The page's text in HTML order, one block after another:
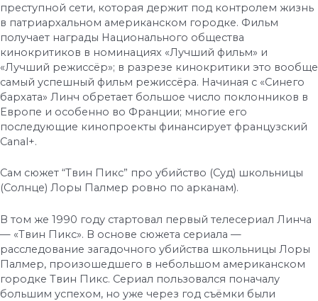
преступной сети, которая держит под контролем жизнь
в патриархальном американском городке. Фильм
получает награды Национального общества
кинокритиков в номинациях «Лучший фильм» и
«Лучший режиссёр»; в разрезе кинокритики это вообще
самый успешный фильм режиссёра. Начиная с «Синего
бархата» Линч обретает большое число поклонников в
Европе и особенно во Франции; многие его
последующие кинопроекты финансирует французский
Canal+.
Сам сюжет “Твин Пикс” про убийство (Суд) школьницы
(Солнце) Лоры Палмер ровно по арканам).
В том же 1990 году стартовал первый телесериал Линча
— «Твин Пикс». В основе сюжета сериала —
расследование загадочного убийства школьницы Лоры
Палмер, произошедшего в небольшом американском
городке Твин Пикс. Сериал пользовался поначалу
большим успехом, но уже через год съёмки были